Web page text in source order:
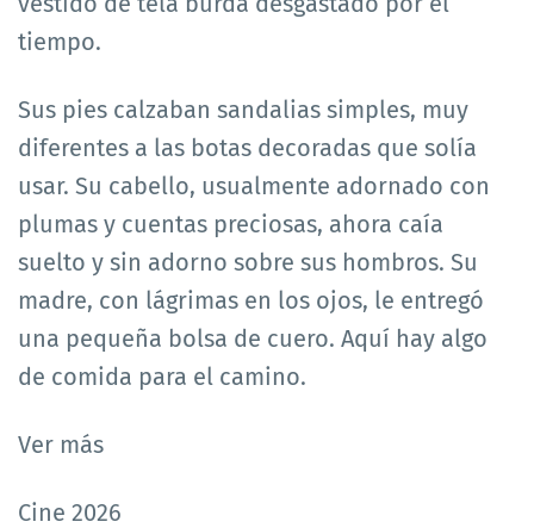
tiempo.
Sus pies calzaban sandalias simples, muy
diferentes a las botas decoradas que solía
usar. Su cabello, usualmente adornado con
plumas y cuentas preciosas, ahora caía
suelto y sin adorno sobre sus hombros. Su
madre, con lágrimas en los ojos, le entregó
una pequeña bolsa de cuero. Aquí hay algo
de comida para el camino.
Ver más
Cine 2026